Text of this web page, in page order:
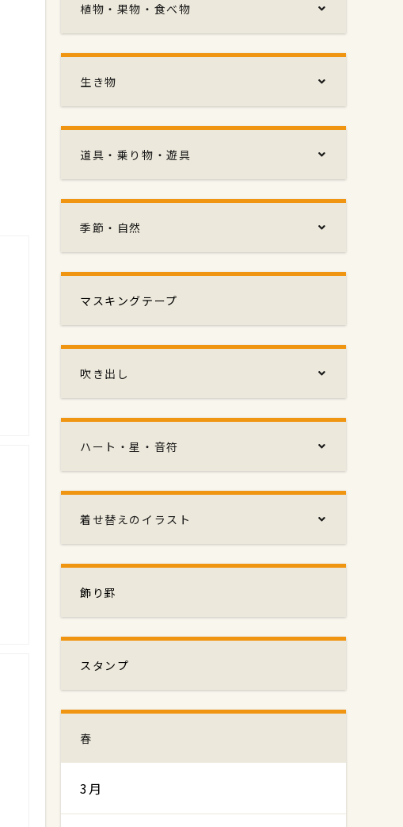
植物・果物・食べ物
生き物
道具・乗り物・遊具
季節・自然
マスキングテープ
吹き出し
ハート・星・音符
着せ替えのイラスト
飾り罫
スタンプ
春
3月